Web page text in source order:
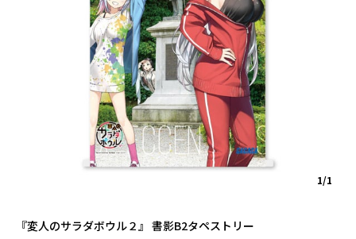
『変人のサラダボウル２』 書影B2タペストリー
1/1